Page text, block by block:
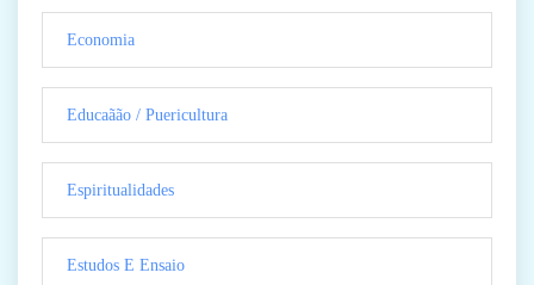
Economia
Educaãão / Puericultura
Espiritualidades
Estudos E Ensaio